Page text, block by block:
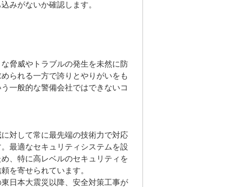
みがないか確認します。
脅威やトラブルの発生を未然に防
られる一方で誇りとやりがいをも
一般的な警備会社ではできないコ
対して常に最先端の技術力で対応
最適なセキュリティシステムを設
、特に高レベルのセキュリティを
を寄せられています。
日本大震災以降、安全対策工事が